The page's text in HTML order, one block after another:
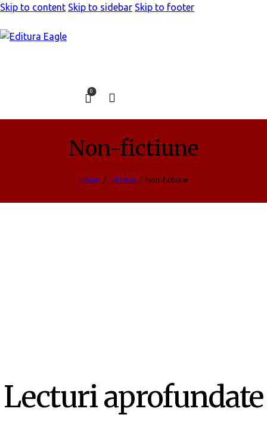
Skip to content Skip to sidebar Skip to footer
0 Search
Non-fictiune
Home Librărie Non-fictiune
Lecturi aprofundate